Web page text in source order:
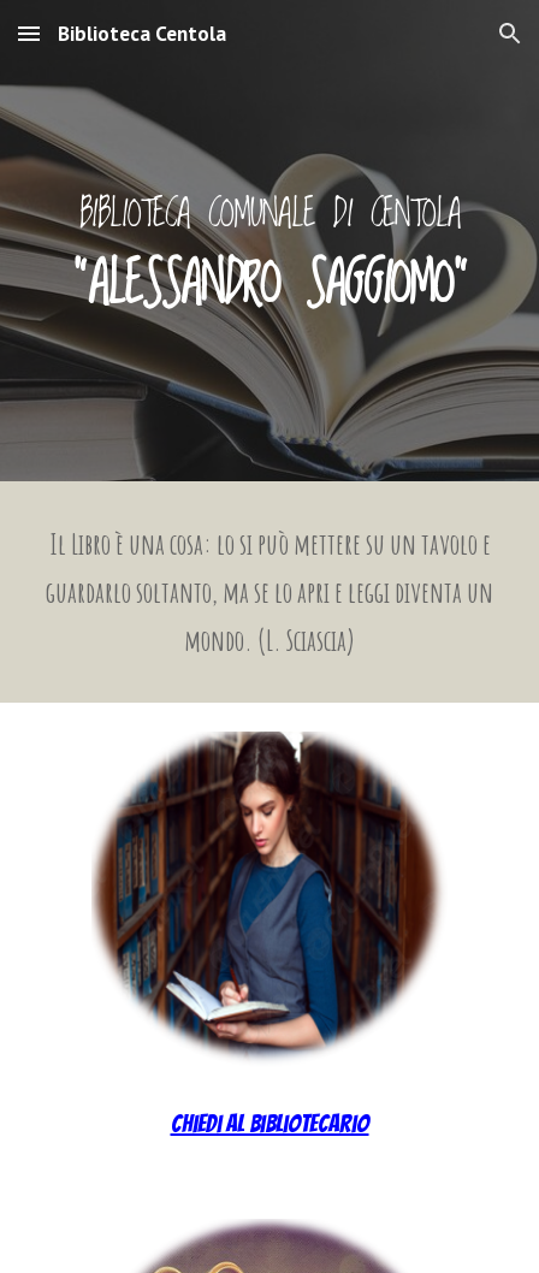
Skip to main content Skip to navigation
Biblioteca Centola
BIBLIOTECA COMUNALE DI CENTOLA
"ALESSANDRO SAGGIOMO"
Il Libro è una cosa: lo si può mettere su un tavolo e
guardarlo soltanto, ma se lo apri e leggi diventa un
mondo. (L. Sciascia)
Chiedi al bibliotecario